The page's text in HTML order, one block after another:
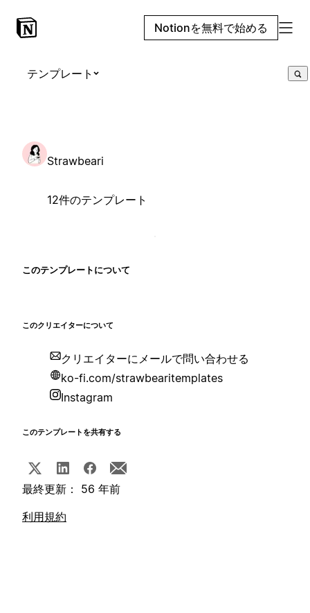
Notionを無料で始める
テンプレート
Strawbeari
12件のテンプレート
このテンプレートについて
このクリエイターについて
クリエイターにメールで問い合わせる
ko-fi.com/strawbearitemplates
Instagram
このテンプレートを共有する
最終更新： 56 年前
利用規約